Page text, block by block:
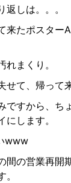
返しは。。。
来たポスター
れまくり。
せて、帰って
ですから、ち
します。
www
間の営業再開